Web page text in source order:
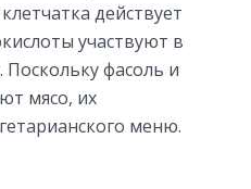
действует
участвуют в
фасоль и
мясо, их
меню.